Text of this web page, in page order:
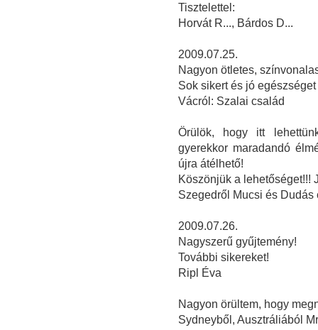
Tisztelettel:
Horvát R..., Bárdos D...
2009.07.25.
Nagyon ötletes,
Sok sikert és jó
Vácról: Szalai család
Örülök, hogy itt
gyerekkor maradandó
újra átélhető!
Köszönjük a lehetőséget!!!
Szegedről Mucsi és Dudás
2009.07.26.
Nagyszerű gyűjtemény!
További sikereket!
Ripl Éva
Nagyon örültem, hogy
Sydneyből, Ausztráliából